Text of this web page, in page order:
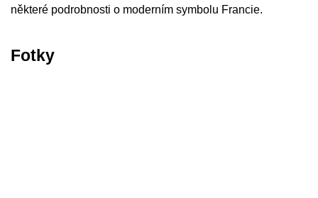
některé podrobnosti o moderním symbolu Francie.
Fotky